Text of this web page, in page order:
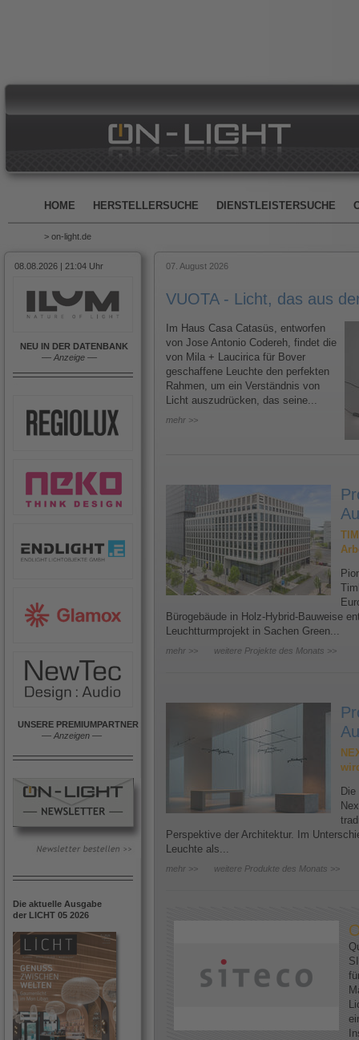
HOME HERSTELLERSUCHE DIENSTLEISTERSUCHE
> on-light.de
08.08.2026 | 21:04 Uhr
NEU IN DER DATENBANK
–– Anzeige ––
UNSERE PREMIUMPARTNER
–– Anzeigen ––
Die aktuelle Ausgabe
der LICHT 05 2026
07. August 2026
VUOTA - Licht, das aus
Im Haus Casa Catasüs, entworfen
von Jose Antonio Codereh, findet die
von Mila + Laucirica für Bover
geschaffene Leuchte den perfekten
Rahmen, um ein Verständnis von
Licht auszudrücken, das seine...
mehr >>
Bürogebäude in Holz-Hybrid-Bauweise
Leuchtturmprojekt in Sachen Green...
mehr >> weitere Projekte des Monats >>
Perspektive der Architektur. Im
Leuchte als...
mehr >> weitere Produkte des Monats >>